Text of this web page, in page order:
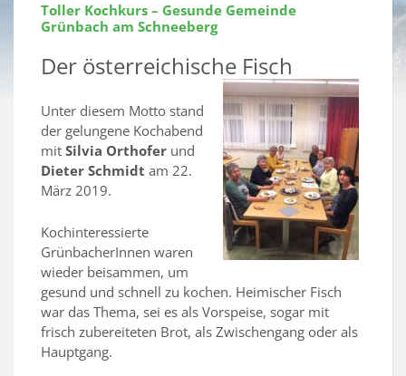
Toller Kochkurs – Gesunde Gemeinde
Grünbach am Schneeberg
Der österreichische Fisch
Unter diesem Motto stand
der gelungene Kochabend
mit Silvia Orthofer und
Dieter Schmidt am 22.
März 2019.
Kochinteressierte
GrünbacherInnen waren
wieder beisammen, um
gesund und schnell zu kochen. Heimischer Fisch
war das Thema, sei es als Vorspeise, sogar mit
frisch zubereiteten Brot, als Zwischengang oder als
Hauptgang.